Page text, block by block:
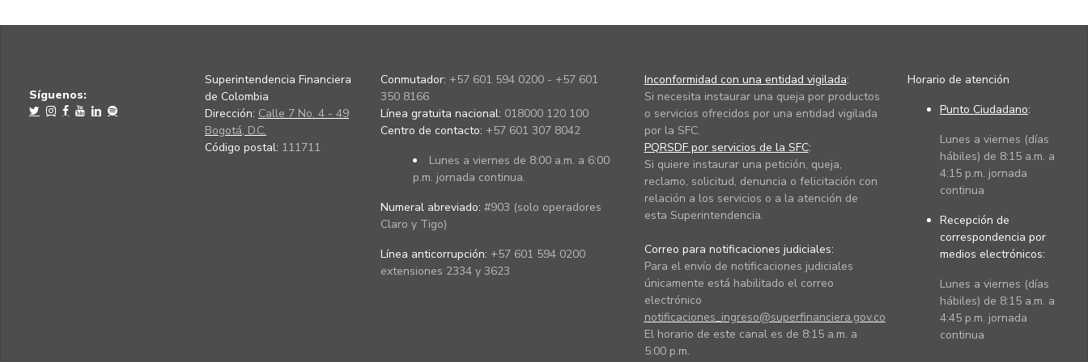
Síguenos:
Superintendencia Financiera
de Colombia
Dirección: Calle 7 No. 4 - 49
Bogotá, D.C.
Código postal: 111711
Conmutador: +57 601 594 0200 - +57 601
350 8166
Línea gratuita nacional: 018000 120 100
Centro de contacto: +57 601 307 8042
Lunes a viernes de 8:00 a.m. a 6:00
p.m. jornada continua.
Numeral abreviado: #903 (solo operadores
Claro y Tigo)
Línea anticorrupción: +57 601 594 0200
extensiones 2334 y 3623
Inconformidad con una entidad vigilada:
Si necesita instaurar una queja por productos
o servicios ofrecidos por una entidad vigilada
por la SFC.
PQRSDF por servicios de la SFC:
Si quiere instaurar una petición, queja,
reclamo, solicitud, denuncia o felicitación con
relación a los servicios o a la atención de
esta Superintendencia.
Correo para notificaciones judiciales:
Para el envío de notificaciones judiciales
únicamente está habilitado el correo
electrónico
notificaciones_ingreso@superfinanciera.gov.co
El horario de este canal es de 8:15 a.m. a
5:00 p.m.
Horario de atención
Punto Ciudadano:
Lunes a viernes (días
hábiles) de 8:15 a.m. a
4:15 p.m. jornada
continua
Recepción de
correspondencia por
medios electrónicos:
Lunes a viernes (días
hábiles) de 8:15 a.m. a
4:45 p.m. jornada
continua